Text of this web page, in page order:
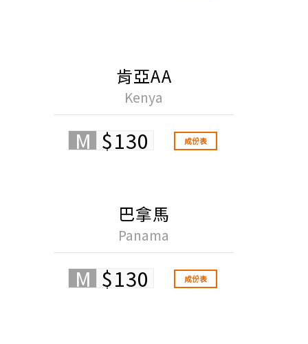
肯亞AA
Kenya
M $130 成份表
巴拿馬
Panama
M $130 成份表